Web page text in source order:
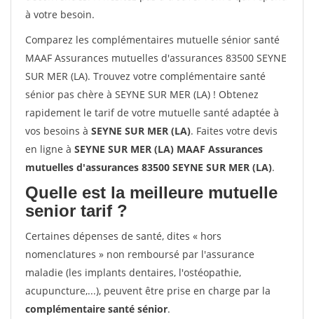
à votre besoin.
Comparez les complémentaires mutuelle sénior santé
MAAF Assurances mutuelles d'assurances 83500 SEYNE
SUR MER (LA). Trouvez votre complémentaire santé
sénior pas chère à SEYNE SUR MER (LA) ! Obtenez
rapidement le tarif de votre mutuelle santé adaptée à
vos besoins à SEYNE SUR MER (LA). Faites votre devis
en ligne à SEYNE SUR MER (LA) MAAF Assurances
mutuelles d'assurances 83500 SEYNE SUR MER (LA).
Quelle est la meilleure mutuelle
senior tarif ?
Certaines dépenses de santé, dites « hors
nomenclatures » non remboursé par l'assurance
maladie (les implants dentaires, l'ostéopathie,
acupuncture,...), peuvent être prise en charge par la
complémentaire santé sénior.